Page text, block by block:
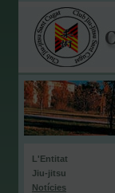
L'Entitat
Jiu-jitsu
Notícies